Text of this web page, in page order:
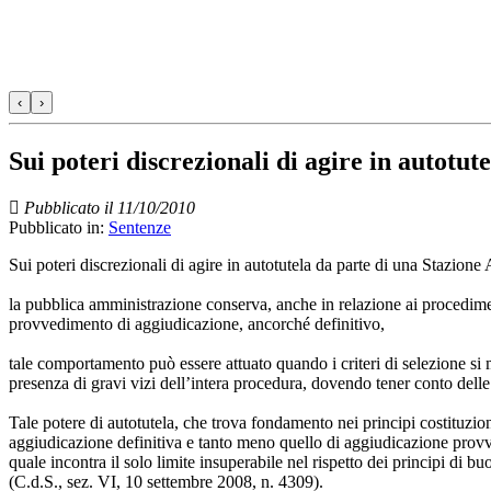
‹ ›
Sui poteri discrezionali di agire in
Pubblicato il 11/10/2010
Pubblicato in: Sentenze
Sui poteri discrezionali di agire in autotutela da parte di una Stazione
la pubblica amministrazione conserva, anche in relazione ai
provvedimento di aggiudicazione, ancorché definitivo,
tale comportamento può essere attuato quando i criteri di selezione
presenza di gravi vizi dell’intera procedura, dovendo tener conto
Tale potere di autotutela, che trova fondamento nei principi
aggiudicazione definitiva e tanto meno quello di aggiudicazione
quale incontra il solo limite insuperabile nel rispetto dei principi di
(C.d.S., sez. VI, 10 settembre 2008, n. 4309).